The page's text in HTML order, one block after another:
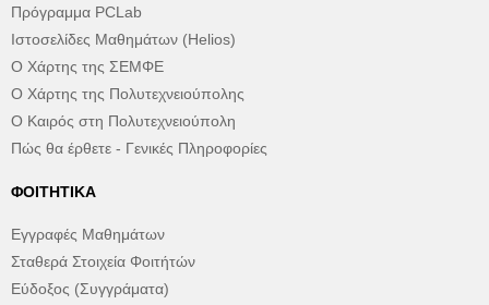
Πρόγραμμα PCLab
Ιστοσελίδες Μαθημάτων (Helios)
Ο Χάρτης της ΣΕΜΦΕ
Ο Χάρτης της Πολυτεχνειούπολης
Ο Καιρός στη Πολυτεχνειούπολη
Πώς θα έρθετε - Γενικές Πληροφορίες
ΦΟΙΤΗΤΙΚΆ
Εγγραφές Μαθημάτων
Σταθερά Στοιχεία Φοιτήτών
Εύδοξος (Συγγράματα)